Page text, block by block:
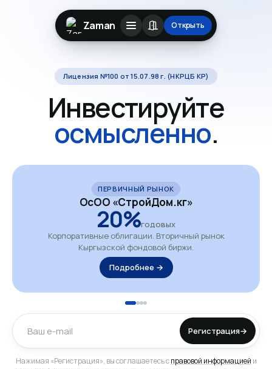
Zaman Открыть
Лицензия №100 от 15.07.98 г. (НКРЦБ КР)
Инвестируйте
осмысленно.
ПЕРВИЧНЫЙ РЫНОК
ОсОО «СтройДом.кг»
20%годовых
Корпоративные облигации. Вторичный рынок
Кыргызской фондовой биржи.
Подробнее →
Регистрация→
Нажимая «Регистрация», вы соглашаетесь справовой информацией и